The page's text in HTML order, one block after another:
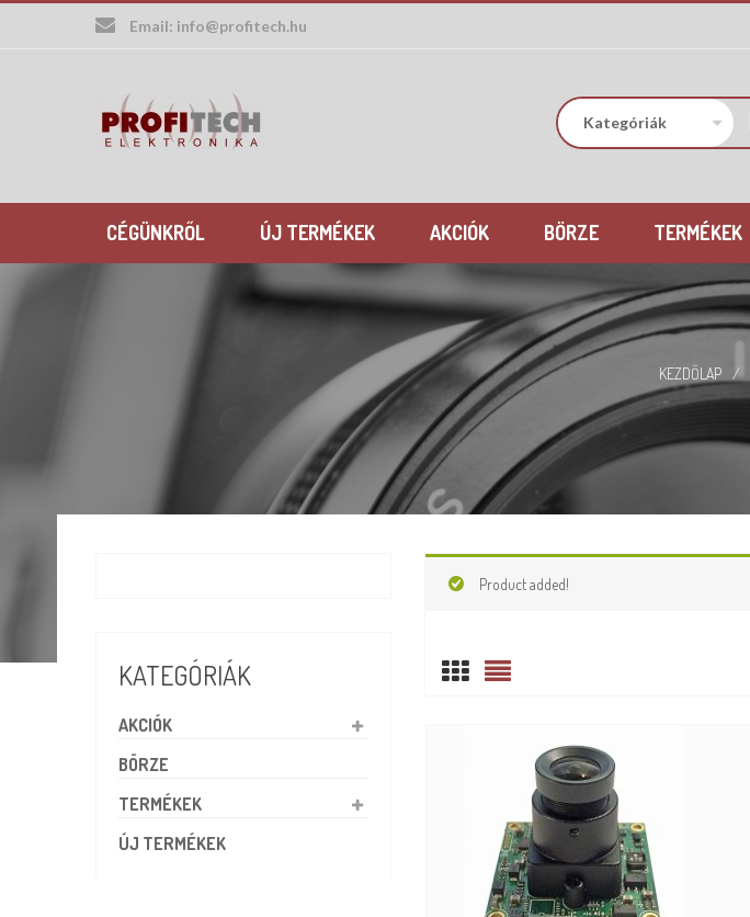
Email: info@profitech.hu
CÉGÜNKRŐL ÚJ TERMÉKEK AKCIÓK BÖRZE TERMÉKEK
KEZDŐLAP /
KATEGÓRIÁK
AKCIÓK
BÖRZE
TERMÉKEK
ÚJ TERMÉKEK
Product added!